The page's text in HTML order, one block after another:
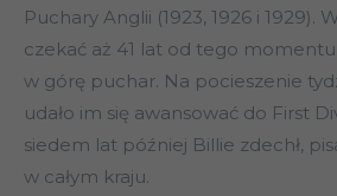
Puchary Anglii (1923, 1926 i 1929).
czekać aż 41 lat od tego
w górę puchar. Na pocieszenie
udało im się awansować do First
siedem lat później Billie zdechł,
w całym kraju.